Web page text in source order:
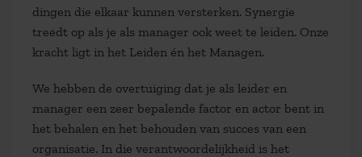
dingen die elkaar kunnen versterken. Synergie
treedt op als je als manager ook weet te leiden. Onze
kracht ligt in het Leiden én het Managen.
We hebben de overtuiging dat je als leider en
manager een zeer bepalende factor en actor bent in
het behalen en het behouden van succes van een
organisatie. In die verantwoordelijkheid is het